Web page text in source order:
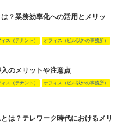
？業務効率化への活用とメリッ
ス（テナント）
オフィス（ビル以外の事務所）
のメリットや注意点
ス（テナント）
オフィス（ビル以外の事務所）
は？テレワーク時代におけるメリ